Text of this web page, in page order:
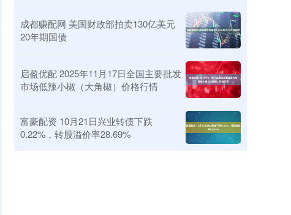
成都赚配网 美国财政部拍卖130亿美元
20年期国债
启盈优配 2025年11月17日全国主要批发
市场低辣小椒（大角椒）价格行情
富豪配资 10月21日兴业转债下跌
0.22%，转股溢价率28.69%